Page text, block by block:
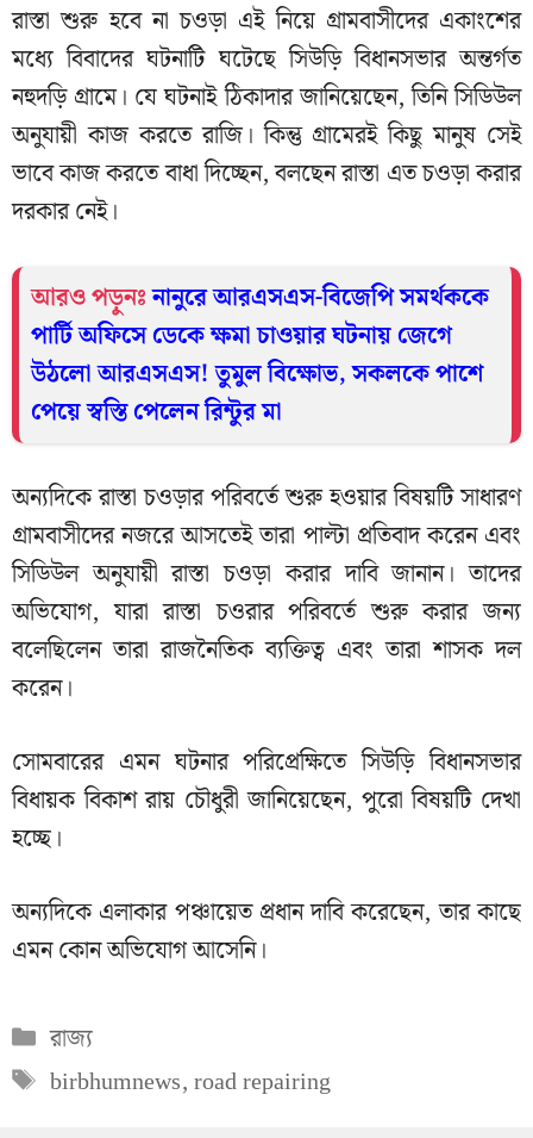
রাস্তা শুরু হবে না চওড়া এই নিয়ে গ্রামবাসীদের একাংশের
মধ্যে বিবাদের ঘটনাটি ঘটেছে সিউড়ি বিধানসভার অন্তর্গত
নহুদড়ি গ্রামে। যে ঘটনাই ঠিকাদার জানিয়েছেন, তিনি সিডিউল
অনুযায়ী কাজ করতে রাজি। কিন্তু গ্রামেরই কিছু মানুষ সেই
ভাবে কাজ করতে বাধা দিচ্ছেন, বলছেন রাস্তা এত চওড়া করার
দরকার নেই।
আরও পড়ুনঃনানুরে আরএসএস-বিজেপি সমর্থককে
পার্টি অফিসে ডেকে ক্ষমা চাওয়ার ঘটনায় জেগে
উঠলো আরএসএস! তুমুল বিক্ষোভ, সকলকে পাশে
পেয়ে স্বস্তি পেলেন রিন্টুর মা
অন্যদিকে রাস্তা চওড়ার পরিবর্তে শুরু হওয়ার বিষয়টি সাধারণ
গ্রামবাসীদের নজরে আসতেই তারা পাল্টা প্রতিবাদ করেন এবং
সিডিউল অনুযায়ী রাস্তা চওড়া করার দাবি জানান। তাদের
অভিযোগ, যারা রাস্তা চওরার পরিবর্তে শুরু করার জন্য
বলেছিলেন তারা রাজনৈতিক ব্যক্তিত্ব এবং তারা শাসক দল
করেন।
সোমবারের এমন ঘটনার পরিপ্রেক্ষিতে সিউড়ি বিধানসভার
বিধায়ক বিকাশ রায় চৌধুরী জানিয়েছেন, পুরো বিষয়টি দেখা
হচ্ছে।
অন্যদিকে এলাকার পঞ্চায়েত প্রধান দাবি করেছেন, তার কাছে
এমন কোন অভিযোগ আসেনি।
Categories
রাজ্য
Tags
birbhumnews,road repairing